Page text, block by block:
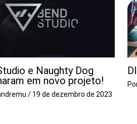
e Naughty Dog
em novo projeto!
/ 19 de dezembro de 2023